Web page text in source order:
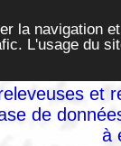
la navigation
L'usage du
et
de
à